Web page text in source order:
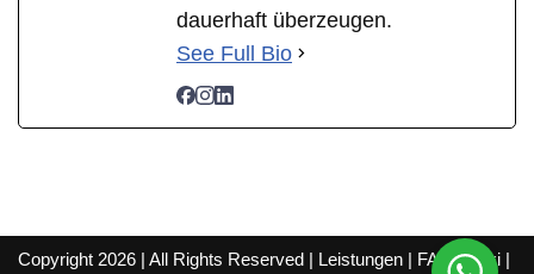
dauerhaft überzeugen.
See Full Bio
Copyright 2026 | All Rights Reserved | Leistungen | FAQ|Wiki |